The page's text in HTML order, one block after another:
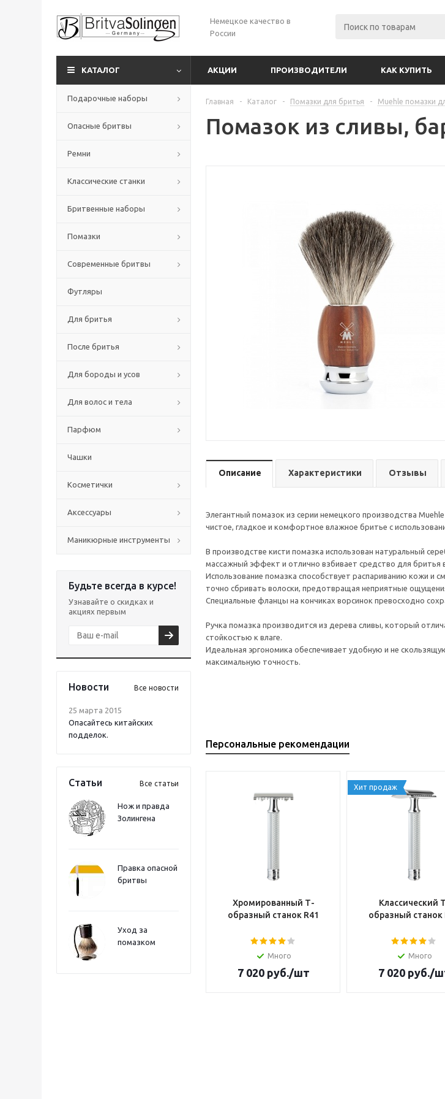
Немецкое качество в
России
КАТАЛОГ АКЦИИ ПРОИЗВОДИТЕЛИ КАК КУПИТЬ
Подарочные наборы
Опасные бритвы
Ремни
Классические станки
Бритвенные наборы
Помазки
Современные бритвы
Футляры
Для бритья
После бритья
Для бороды и усов
Для волос и тела
Парфюм
Чашки
Косметички
Аксессуары
Маникюрные инструменты
Будьте всегда в курсе!
Узнавайте о скидках и
акциях первым
Новости Все новости
25 марта 2015
Опасайтесь китайских
подделок.
Статьи Все статьи
Нож и правда
Золингена
Правка опасной
бритвы
Уход за
помазком
Главная - Каталог - Помазки для бритья - Muehle помазки
Помазок из сливы,
Описание Характеристики Отзывы
Элегантный помазок из серии немецкого производства
чистое, гладкое и комфортное влажное бритье с
В производстве кисти помазка использован натуральный
массажный эффект и отлично взбивает средство для бритья
Использование помазка способствует распариванию кожи и
точно сбривать волоски, предотвращая неприятные
Специальные фланцы на кончиках ворсинок превосходно
Ручка помазка производится из дерева сливы, который
стойкостью к влаге.
Идеальная эргономика обеспечивает удобную и не
максимальную точность.
Персональные рекомендации
Хромированный Т-
образный станок R41
Много
7 020руб./шт
Хит продаж
Классический
образный станок
Много
7 020руб./